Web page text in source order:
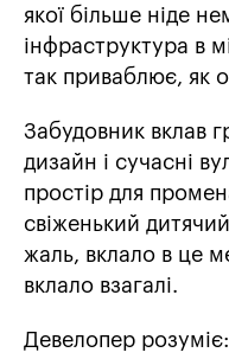
якої більше ніде
інфраструктура в
так приваблює, як
Забудовник вклав
дизайн і сучасні
простір для
свіженький
жаль, вклало в це
вклало взагалі.
Девелопер